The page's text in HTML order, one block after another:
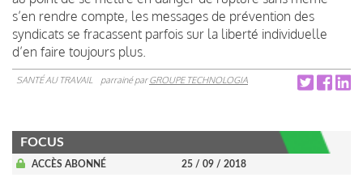
s’en rendre compte, les messages de prévention des
syndicats se fracassent parfois sur la liberté individuelle
d’en faire toujours plus.
SANTÉ AU TRAVAIL parrainé parGROUPE TECHNOLOGIA
FOCUS
ACCÈS ABONNÉ 25 / 09 / 2018